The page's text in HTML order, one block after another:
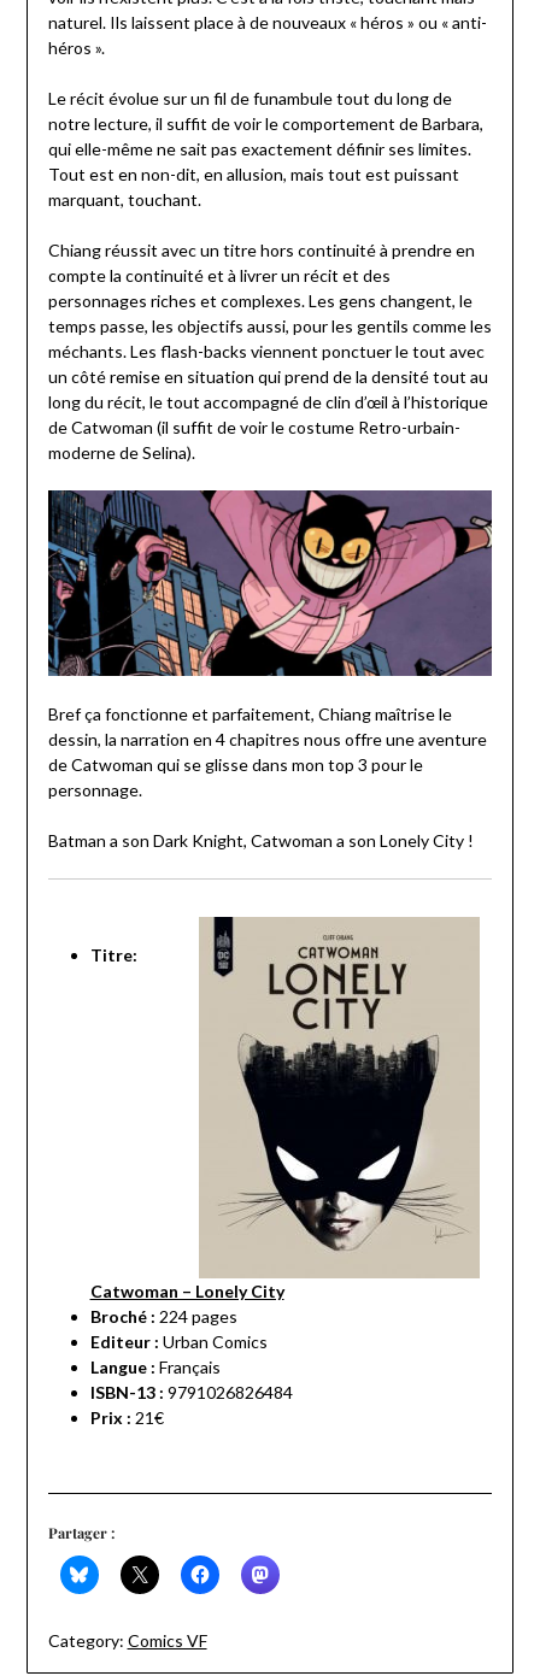
naturel. Ils laissent place à de nouveaux « héros » ou « anti-
héros ».
Le récit évolue sur un fil de funambule tout du long de
notre lecture, il suffit de voir le comportement de Barbara,
qui elle-même ne sait pas exactement définir ses limites.
Tout est en non-dit, en allusion, mais tout est puissant
marquant, touchant.
Chiang réussit avec un titre hors continuité à prendre en
compte la continuité et à livrer un récit et des
personnages riches et complexes. Les gens changent, le
temps passe, les objectifs aussi, pour les gentils comme les
méchants. Les flash-backs viennent ponctuer le tout avec
un côté remise en situation qui prend de la densité tout au
long du récit, le tout accompagné de clin d’œil à l’historique
de Catwoman (il suffit de voir le costume Retro-urbain-
moderne de Selina).
Bref ça fonctionne et parfaitement, Chiang maîtrise le
dessin, la narration en 4 chapitres nous offre une aventure
de Catwoman qui se glisse dans mon top 3 pour le
personnage.
Batman a son Dark Knight, Catwoman a son Lonely City !
Titre:
Catwoman – Lonely City
Broché : 224 pages
Editeur : Urban Comics
Langue : Français
ISBN-13 : 9791026826484
Prix : 21€
Partager :
Category: Comics VF